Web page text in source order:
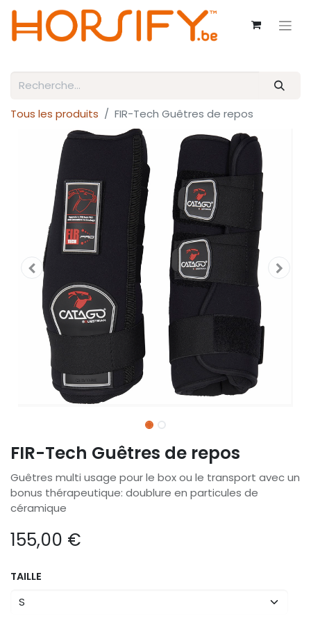
Tous les produits FIR-Tech Guêtres de repos
FIR-Tech Guêtres de repos
Guêtres multi usage pour le box ou le transport avec un
bonus thérapeutique: doublure en particules de
céramique
155,00 €
TAILLE